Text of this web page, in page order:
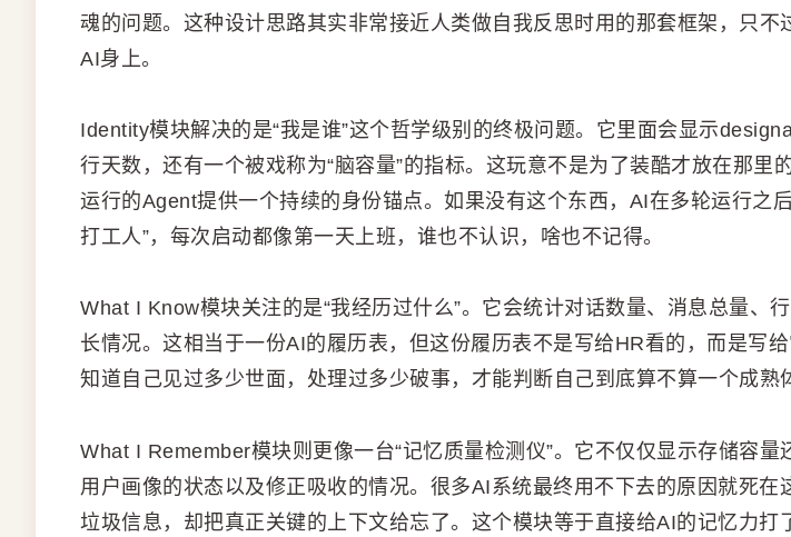
魂的问题。这种设计思路其实非常接近人类做自我反思时用的那套框架，只不
AI身上。
Identity模块解决的是“我是谁”这个哲学级别的终极问题。它里面会显示
行天数，还有一个被戏称为“脑容量”的指标。这玩意不是为了装酷才放在那里
运行的Agent提供一个持续的身份锚点。如果没有这个东西，AI在多轮运行之
打工人”，每次启动都像第一天上班，谁也不认识，啥也不记得。
What I Know模块关注的是“我经历过什么”。它会统计对话数量、消息总量、
长情况。这相当于一份AI的履历表，但这份履历表不是写给HR看的，而是写
知道自己见过多少世面，处理过多少破事，才能判断自己到底算不算一个成熟
What I Remember模块则更像一台“记忆质量检测仪”。它不仅仅显示存储容量
用户画像的状态以及修正吸收的情况。很多AI系统最终用不下去的原因就死在
垃圾信息，却把真正关键的上下文给忘了。这个模块等于直接给AI的记忆力打